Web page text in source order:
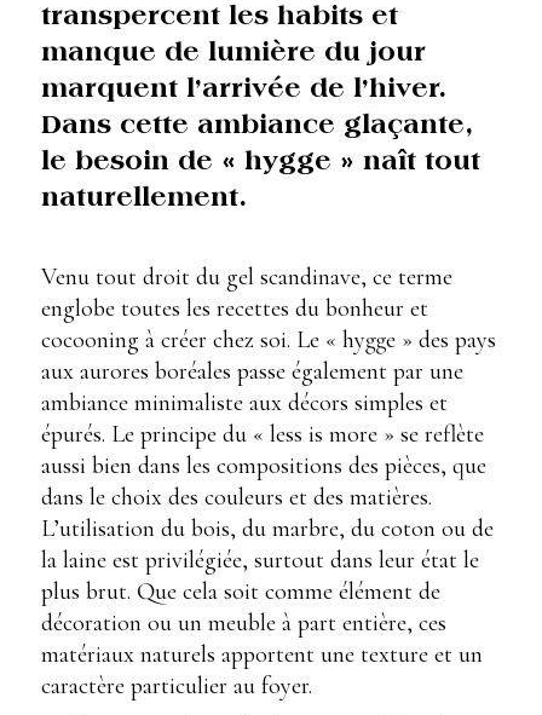
transpercent les habits et
manque de lumière du jour
marquent l’arrivée de l’hiver.
Dans cette ambiance glaçante,
le besoin de « hygge » naît tout
naturellement.
Venu tout droit du gel scandinave, ce terme
englobe toutes les recettes du bonheur et
cocooning à créer chez soi. Le « hygge » des pays
aux aurores boréales passe également par une
ambiance minimaliste aux décors simples et
épurés. Le principe du « less is more » se reflète
aussi bien dans les compositions des pièces, que
dans le choix des couleurs et des matières.
L’utilisation du bois, du marbre, du coton ou de
la laine est privilégiée, surtout dans leur état le
plus brut. Que cela soit comme élément de
décoration ou un meuble à part entière, ces
matériaux naturels apportent une texture et un
caractère particulier au foyer.